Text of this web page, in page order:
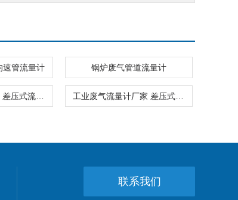
速管流量计 锅炉废气管道流量计
联系我们